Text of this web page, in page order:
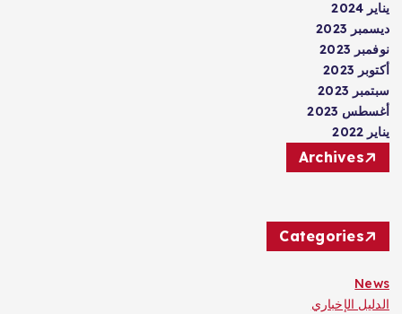
يناير 2024
ديسمبر 2023
نوفمبر 2023
أكتوبر 2023
سبتمبر 2023
أغسطس 2023
يناير 2022
Archives
Categories
News
الدليل الإخباري